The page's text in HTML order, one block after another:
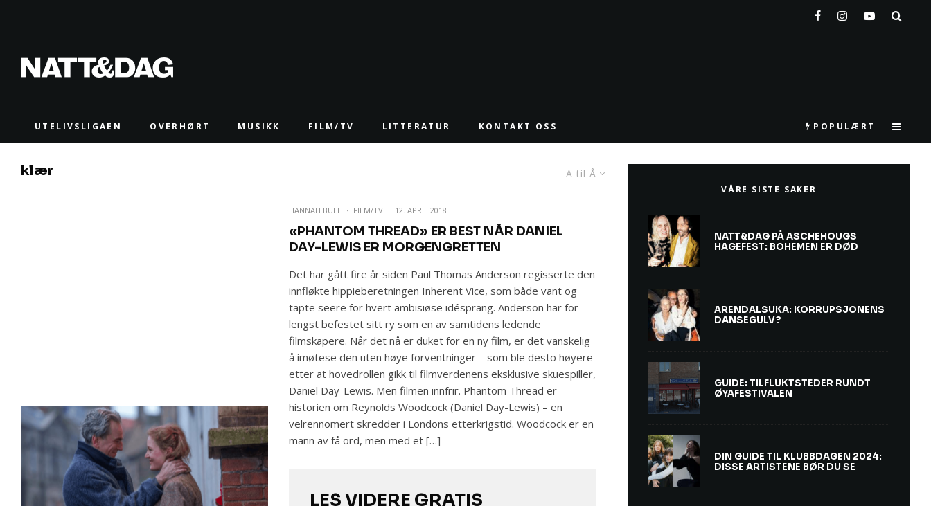
UTELIVSLIGAEN OVERHØRT MUSIKK FILM/TV LITTERATUR KONTAKT OSS POPULÆRT
A til Å
klær
HANNAH BULL · FILM/TV · 12. APRIL 2018
«PHANTOM THREAD» ER BEST NÅR DANIEL
DAY-LEWIS ER MORGENGRETTEN
Det har gått fire år siden Paul Thomas Anderson regisserte den
innfløkte hippieberetningen Inherent Vice, som både vant og
tapte seere for hvert ambisiøse idésprang. Anderson har for
lengst befestet sitt ry som en av samtidens ledende
filmskapere. Når det nå er duket for en ny film, er det vanskelig
å imøtese den uten høye forventninger – som ble desto høyere
etter at hovedrollen gikk til filmverdenens eksklusive skuespiller,
Daniel Day-Lewis. Men filmen innfrir. Phantom Thread er
historien om Reynolds Woodcock (Daniel Day-Lewis) – en
velrennomert skredder i Londons etterkrigstid. Woodcock er en
mann av få ord, men med et […]
LES VIDERE GRATIS
VÅRE SISTE SAKER
NATT&DAG PÅ ASCHEHOUGS
HAGEFEST: BOHEMEN ER DØD
ARENDALSUKA: KORRUPSJONENS
DANSEGULV?
GUIDE: TILFLUKTSTEDER RUNDT
ØYAFESTIVALEN
DIN GUIDE TIL KLUBBDAGEN 2024:
DISSE ARTISTENE BØR DU SE